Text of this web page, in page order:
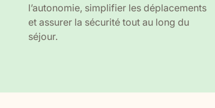
l’autonomie, simplifier les déplacements
et assurer la sécurité tout au long du
séjour.